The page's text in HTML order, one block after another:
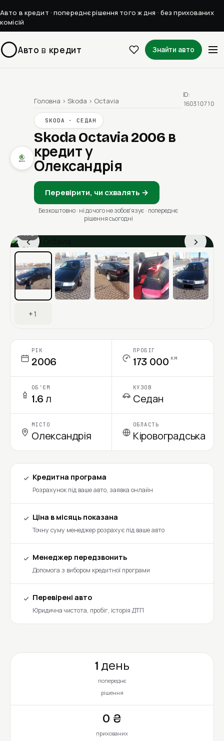
Авто в кредит · попереднє рішення того ж дня · без прихованих
комісій
Авто в кредит Знайти авто
Головна › Skoda › Octavia
SKODA · СЕДАН
Skoda Octavia 2006 в
кредит у
Олександрія
Перевірити, чи схвалять →
Безкоштовно · ні до чого не зобовʼязує · попереднє
рішення сьогодні
ID:
160310710
‹ ›
1 / 8
Ціна в місяць
+1
РІК
2006
ПРОБІГ
173 000 км
ОБ'ЄМ
1.6 л
КУЗОВ
Седан
МІСТО
Олександрія
ОБЛАСТЬ
Кіровоградська
Кредитна програма
Розрахунок під ваше авто, заявка онлайн
Ціна в місяць показана
Точну суму менеджер розрахує під ваше авто
Менеджер передзвонить
Допомога з вибором кредитної програми
Перевірені авто
Юридична чистота, пробіг, історія ДТП
1 день
попереднє
рішення
0 ₴
прихованих